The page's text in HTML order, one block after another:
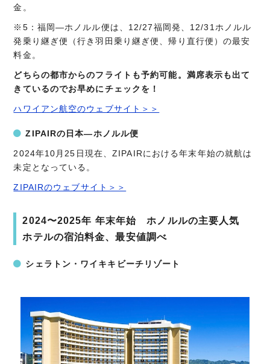
金。
※5：福岡―ホノルル便は、12/27福岡発、12/31ホノルル
発乗り継ぎ便（行き羽田乗り継ぎ便、帰り直行便）の最安
料金。
どちらの都市からのフライトも予約可能。満席表示も出て
きているのでお早めにチェックを！
ハワイアン航空のウェブサイト＞＞
ZIPAIRの日本―ホノルル便
2024年10月25日現在、ZIPAIRにおける年末年始の就航は
未定となっている。
ZIPAIRのウェブサイト＞＞
2024〜2025年 年末年始 ホノルルの主要人気
ホテルの宿泊料金、最安値調べ
シェラトン・ワイキキビーチリゾート